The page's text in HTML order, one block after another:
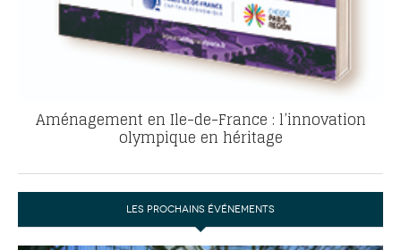
Aménagement en Ile-de-France : l’innovation
olympique en héritage
LES PROCHAINS ÉVÉNEMENTS